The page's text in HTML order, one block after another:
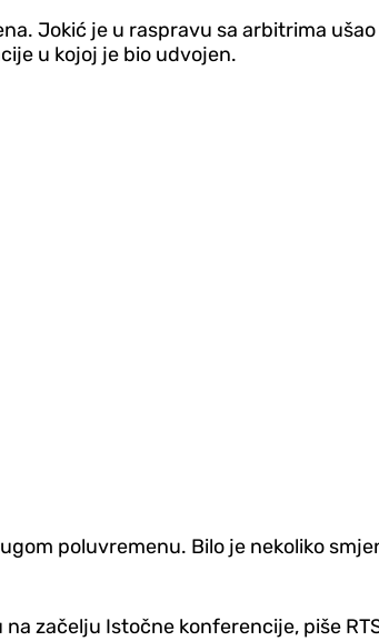
Jokić je u raspravu sa arbitrima
u kojoj je bio udvojen.
poluvremenu. Bilo je nekoliko
začelju Istočne konferencije, piše